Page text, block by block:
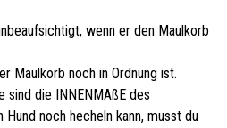
wenn er den Maulkorb
Maulkorb noch in Ordnung ist.
sind die INNENMAßE des
Hund noch hecheln kann, musst du